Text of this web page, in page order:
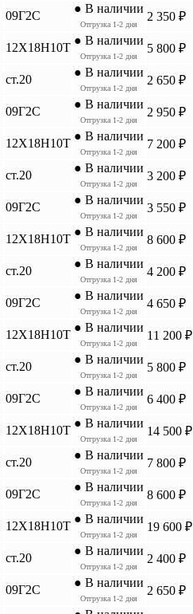
09Г2С
● В наличии
Отгрузка 1-2 дня
2 350 ₽
12Х18Н10Т
● В наличии
Отгрузка 1-2 дня
5 800 ₽
ст.20
● В наличии
Отгрузка 1-2 дня
2 650 ₽
09Г2С
● В наличии
Отгрузка 1-2 дня
2 950 ₽
12Х18Н10Т
● В наличии
Отгрузка 1-2 дня
7 200 ₽
ст.20
● В наличии
Отгрузка 1-2 дня
3 200 ₽
09Г2С
● В наличии
Отгрузка 1-2 дня
3 550 ₽
12Х18Н10Т
● В наличии
Отгрузка 1-2 дня
8 600 ₽
ст.20
● В наличии
Отгрузка 1-2 дня
4 200 ₽
09Г2С
● В наличии
Отгрузка 1-2 дня
4 650 ₽
12Х18Н10Т
● В наличии
Отгрузка 1-2 дня
11 200 ₽
ст.20
● В наличии
Отгрузка 1-2 дня
5 800 ₽
09Г2С
● В наличии
Отгрузка 1-2 дня
6 400 ₽
12Х18Н10Т
● В наличии
Отгрузка 1-2 дня
14 500 ₽
ст.20
● В наличии
Отгрузка 1-2 дня
7 800 ₽
09Г2С
● В наличии
Отгрузка 1-2 дня
8 600 ₽
12Х18Н10Т
● В наличии
Отгрузка 1-2 дня
19 600 ₽
ст.20
● В наличии
Отгрузка 1-2 дня
2 400 ₽
09Г2С
● В наличии
Отгрузка 1-2 дня
2 650 ₽